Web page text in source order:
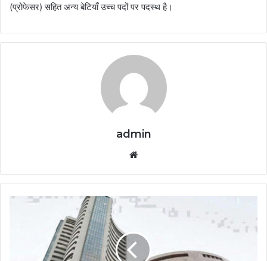
(प्रोफेसर) सहित अन्य बेटियाँ उच्च पदों पर पदस्थ है।
admin